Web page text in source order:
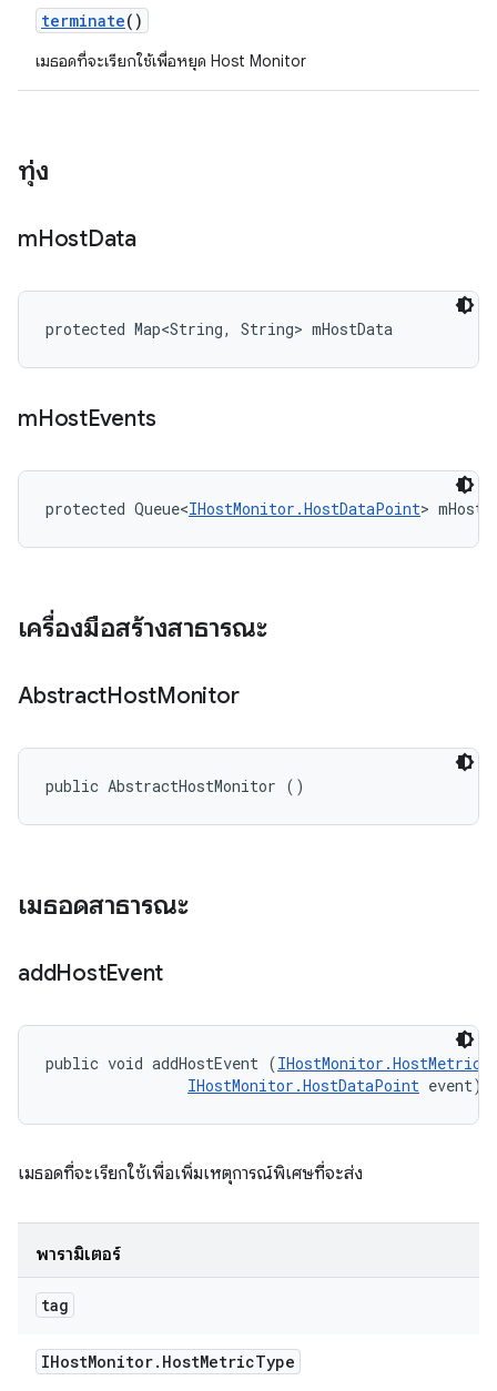
terminate()
เมธอดที่จะเรียกใช้เพื่อหยุด Host Monitor
ทุ่ง
mHostData
protected Map<String, String> mHostData
mHostEvents
protected Queue<IHostMonitor.HostDataPoint>
เครื่องมือสร้างสาธารณะ
AbstractHostMonitor
public AbstractHostMonitor ()
เมธอดสาธารณะ
addHostEvent
public void addHostEvent (
IHostMonitor.HostDataPoint event)
เมธอดที่จะเรียกใช้เพื่อเพิ่มเหตุการณ์พิเศษที่จะส่ง
พารามิเตอร์
tag
IHostMonitor. HostMetricType